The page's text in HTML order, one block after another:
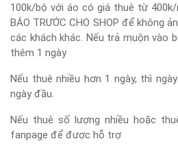
100k/bộ với áo có giá thuê từ 400k/
BÁO TRƯỚC CHO SHOP để không
các khách khác. Nếu trả muộn vào
thêm 1 ngày
Nếu thuê nhiều hơn 1 ngày, thì
ngày đầu.
Nếu thuê số lượng nhiều hoặc
fanpage để được hỗ trợ